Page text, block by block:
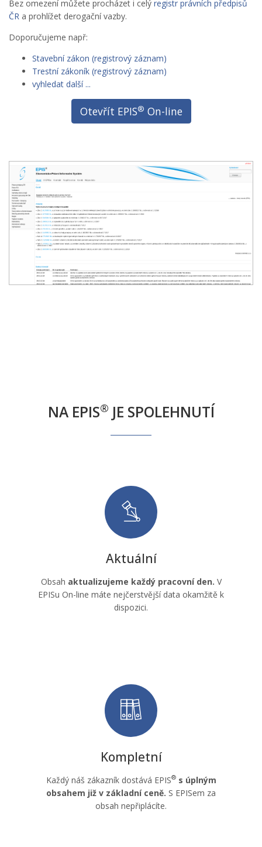
Bez omezení můžete procházet i celý registr právních předpisů
ČR a prohlížet derogační vazby.
Doporučujeme např:
Stavební zákon (registrový záznam)
Trestní zákoník (registrový záznam)
vyhledat další ...
Otevřít EPIS® On-line
NA EPIS® JE SPOLEHNUTÍ
Aktuální
Obsah aktualizujeme každý pracovní den. V
EPISu On-line máte nejčerstvější data okamžitě k
dispozici.
Kompletní
Každý náš zákazník dostává EPIS® s úplným
obsahem již v základní ceně. S EPISem za
obsah nepřiplácíte.